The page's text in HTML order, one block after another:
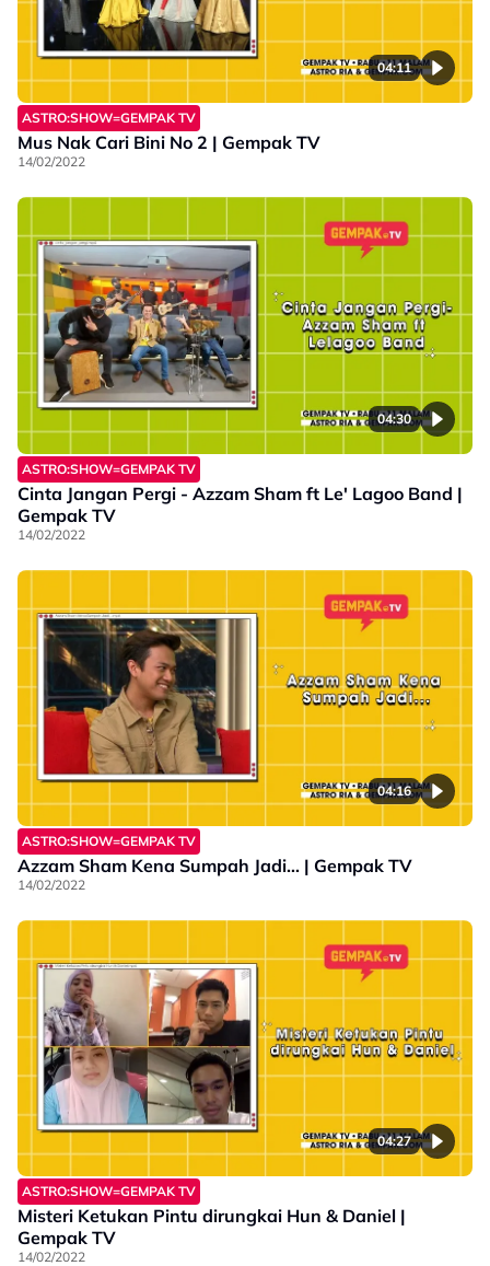
04:11
ASTRO:SHOW=GEMPAK TV
Mus Nak Cari Bini No 2 | Gempak TV
14/02/2022
04:30
ASTRO:SHOW=GEMPAK TV
Cinta Jangan Pergi - Azzam Sham ft Le' Lagoo Band |
Gempak TV
14/02/2022
04:16
ASTRO:SHOW=GEMPAK TV
Azzam Sham Kena Sumpah Jadi... | Gempak TV
14/02/2022
04:27
ASTRO:SHOW=GEMPAK TV
Misteri Ketukan Pintu dirungkai Hun & Daniel |
Gempak TV
14/02/2022